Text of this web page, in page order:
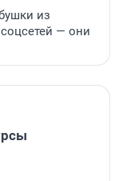
из
— они